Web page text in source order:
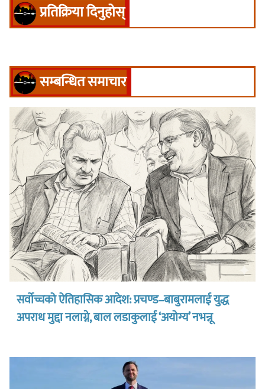
प्रतिक्रिया दिनुहोस्
सम्बन्धित समाचार
सर्वोच्चको ऐतिहासिक आदेश: प्रचण्ड–बाबुरामलाई युद्ध
अपराध मुद्दा नलाग्ने, बाल लडाकुलाई ‘अयोग्य’ नभन्नू